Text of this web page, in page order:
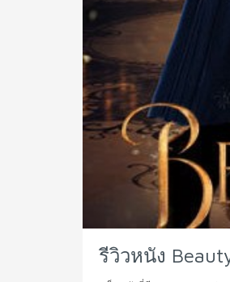
รีวิวหนัง